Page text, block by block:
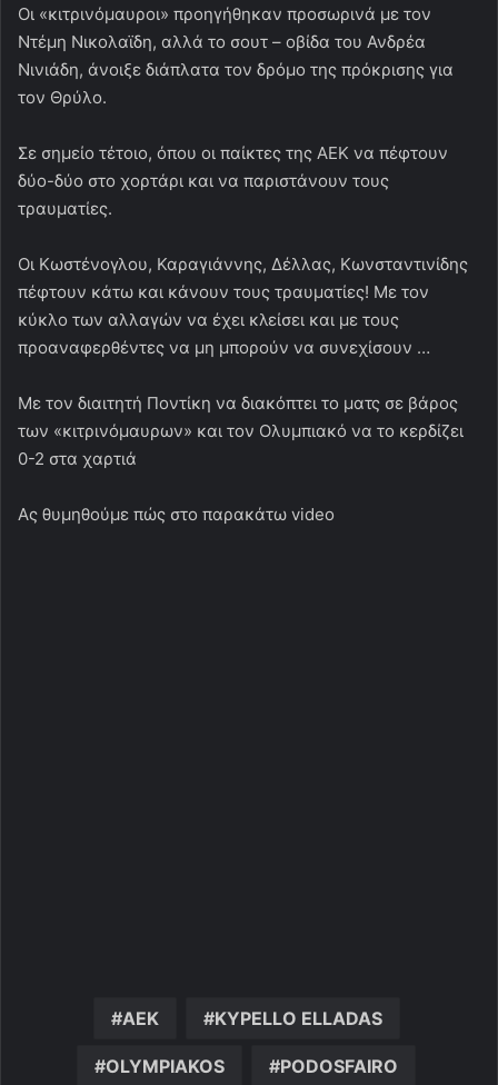
Οι «κιτρινόμαυροι» προηγήθηκαν προσωρινά με τον
Ντέμη Νικολαϊδη, αλλά το σουτ – οβίδα του Ανδρέα
Νινιάδη, άνοιξε διάπλατα τον δρόμο της πρόκρισης για
τον Θρύλο.
Σε σημείο τέτοιο, όπου οι παίκτες της ΑΕΚ να πέφτουν
δύο-δύο στο χορτάρι και να παριστάνουν τους
τραυματίες.
Οι Κωστένογλου, Καραγιάννης, Δέλλας, Κωνσταντινίδης
πέφτουν κάτω και κάνουν τους τραυματίες! Με τον
κύκλο των αλλαγών να έχει κλείσει και με τους
προαναφερθέντες να μη μπορούν να συνεχίσουν …
Με τον διαιτητή Ποντίκη να διακόπτει το ματς σε βάρος
των «κιτρινόμαυρων» και τον Ολυμπιακό να το κερδίζει
0-2 στα χαρτιά
Ας θυμηθούμε πώς στο παρακάτω video
AEK KYPELLO ELLADAS
OLYMPIAKOS PODOSFAIRO